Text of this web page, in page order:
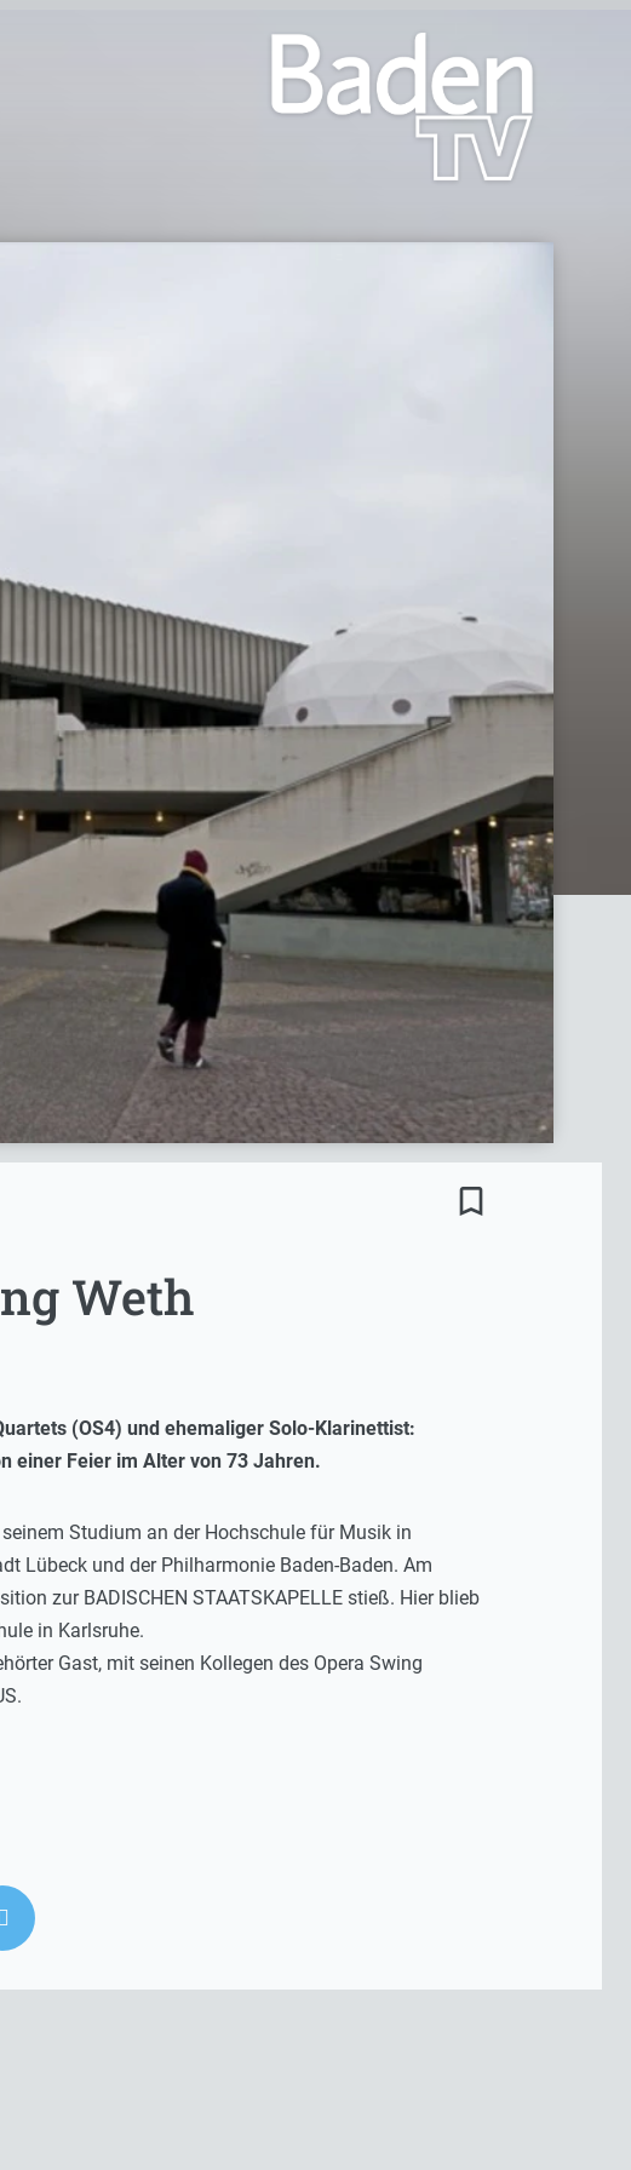
bookmark_border
Weth
(OS4) und ehemaliger Solo-Klarinettist:
einer Feier im Alter von 73 Jahren.
Studium an der Hochschule für Musik in
Lübeck und der Philharmonie Baden-Baden. Am
zur BADISCHEN STAATSKAPELLE stieß. Hier blieb
in Karlsruhe.
Gast, mit seinen Kollegen des Opera Swing